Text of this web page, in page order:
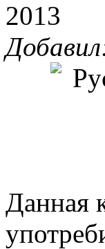
2013
Данная